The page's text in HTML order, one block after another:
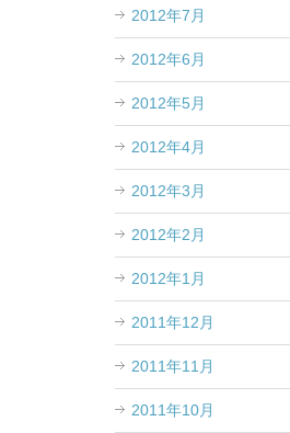
2012年7月
2012年6月
2012年5月
2012年4月
2012年3月
2012年2月
2012年1月
2011年12月
2011年11月
2011年10月